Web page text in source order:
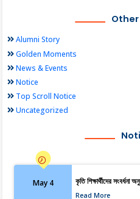
Alumni Story
Golden Moments
News & Events
Notice
Top Scroll Notice
Uncategorized
May 4 কৃতি শিক্ষার্থীদের সংবর্ধনা
Read More